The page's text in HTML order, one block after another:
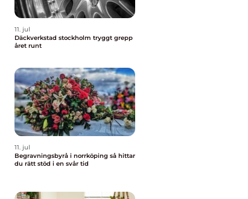
11. jul
Däckverkstad stockholm tryggt grepp
året runt
11. jul
Begravningsbyrå i norrköping så hittar
du rätt stöd i en svår tid